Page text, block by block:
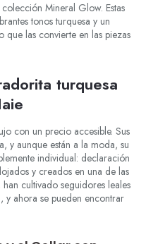
Mineral Glow. Estas
tonos turquesa y un
las convierte en las piezas
turquesa
con un precio accesible. Sus
y aunque están a la moda, su
individual: declaración
y creados en una de las
cultivado seguidores leales
y ahora se pueden encontrar